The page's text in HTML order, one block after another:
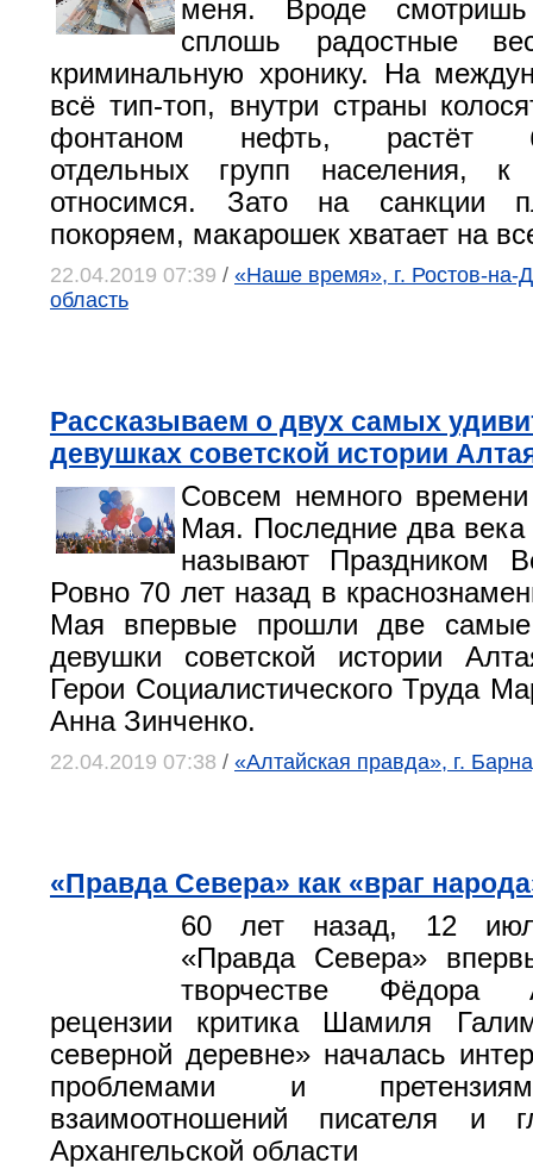
меня. Вроде
сплошь радостные
криминальную хронику. На
всё тип-топ, внутри страны
фонтаном нефть, растёт
отдельных групп
относимся. Зато на санкции
покоряем, макарошек хватает на
22.04.2019 07:39 / «Наше время», г. Ростов-на-
область
Рассказываем о двух самых
девушках советской истории
Совсем немного
Мая. Последние два века
называют Праздником
Ровно 70 лет назад в
Мая впервые прошли две самые
девушки советской истории
Герои Социалистического Труда
Анна Зинченко.
22.04.2019 07:38 / «Алтайская правда», г.
«Правда Севера» как «враг
60 лет назад, 12
«Правда Севера»
творчестве Фёдора
рецензии критика Шамиля
северной деревне» началась
проблемами и
взаимоотношений писателя и
Архангельской области